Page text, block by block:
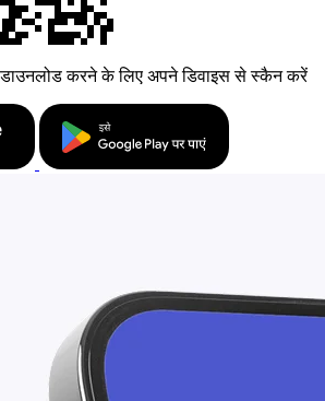
करने के लिए अपने डिवाइस से स्कैन करें